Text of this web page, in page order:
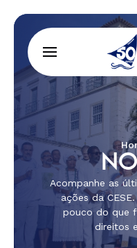
Acompanhe as
ações da
pouco do que
direitos